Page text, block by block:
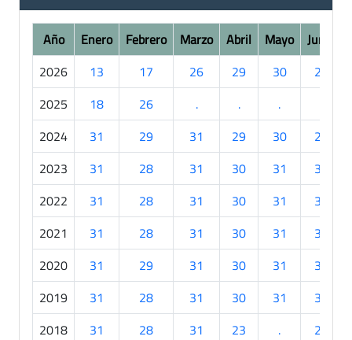
Año Enero Febrero Marzo Abril Mayo Junio
2026
13 17 26 29 30
28
2025
18 26 . . .
2024
31 29 31 29 30
27
2023
31 28 31 30 31
30
2022
31 28 31 30 31
30
2021
31 28 31 30 31
30
2020
31 29 31 30 31
30
2019
31 28 31 30 31
30
2018
31 28 31 23 .
29